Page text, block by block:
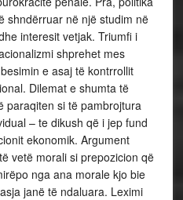
shndërruar në një studim në
interesit vetjak. Triumfi i
shprehet mes
e asaj të kontrrollit
Dilemat e shumta të
paraqiten si të pambrojtura
– te dikush që i jep fund
ekonomik. Argument
vetë morali si prepozicion që
nga ana morale kjo bie
janë të ndaluara. Leximi